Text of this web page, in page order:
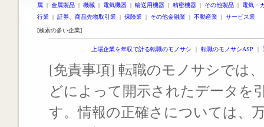
属 | 金属製品 | 機械 | 電気機器 | 輸送用機器 | 精密機器 | その他製品 | 電気・
行業 | 証券、商品先物取引業 | 保険業 | その他金融業 | 不動産業 | サービス業
[検索の多い企業]
上場企業を年収で計る転職のモノサシ ｜ 転職のモノサシASP ｜
[免責事項] 転職のモノサシでは
どによって開示されたデータを
す。情報の正確さについては、